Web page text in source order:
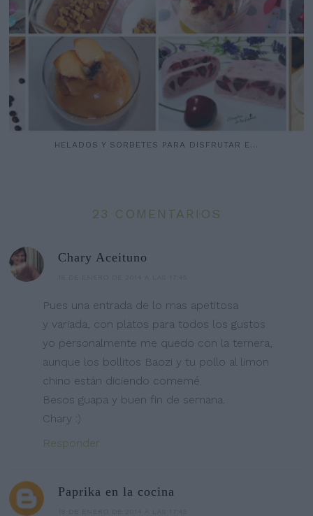
HELADOS Y SORBETES PARA DISFRUTAR E...
23 COMENTARIOS
Chary Aceituno
Pues una entrada de lo mas apetitosa
y variada, con platos para todos los gustos
yo personalmente me quedo con la ternera,
aunque los bollitos Baozi y tu pollo al limon
chino están diciendo comemé.
Besos guapa y buen fin de semana.
Chary :)
Responder
Paprika en la cocina